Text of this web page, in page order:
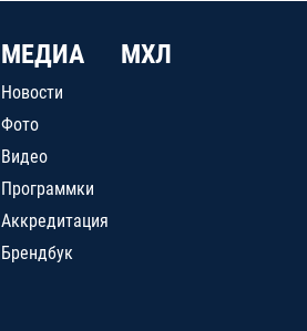
МЕДИА
Новости
Фото
Видео
Программки
Аккредитация
Брендбук
МХЛ